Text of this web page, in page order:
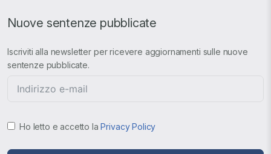
Nuove sentenze pubblicate
Iscriviti alla newsletter per ricevere aggiornamenti sulle nuove
sentenze pubblicate.
Ho letto e accetto laPrivacy Policy